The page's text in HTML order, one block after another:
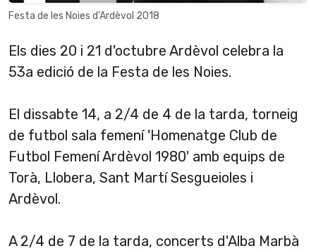
Festa de les Noies d'Ardèvol 2018
Els dies 20 i 21 d'octubre Ardèvol celebra la
53a edició de la Festa de les Noies.
El dissabte 14, a 2/4 de 4 de la tarda, torneig
de futbol sala femení 'Homenatge Club de
Futbol Femení Ardèvol 1980' amb equips de
Torà, Llobera, Sant Martí Sesgueioles i
Ardèvol.
A 2/4 de 7 de la tarda, concerts d'Alba Marbà